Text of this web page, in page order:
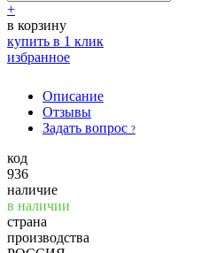
+
в корзину
купить в 1 клик
избранное
Описание
Отзывы
Задать вопрос ?
код
936
наличие
в наличии
страна
производства